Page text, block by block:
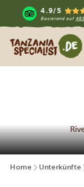
4.9/5
Basierend auf
Tanzania Specialist
Home Unterkünfte